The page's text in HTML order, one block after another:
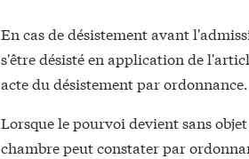
En cas de désistement avant
s'être désisté en application de
acte du désistement par ordonnance.
Lorsque le pourvoi devient sans
chambre peut constater par